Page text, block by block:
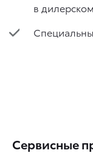
в
Сервисные